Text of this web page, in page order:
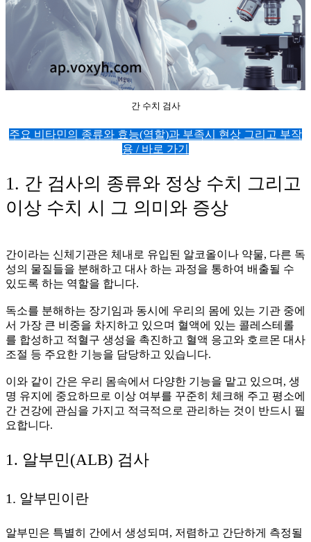
간 수치 검사
주요 비타민의 종류와 효능(역할)과 부족시 현상 그리고 부작
용 / 바로 가기
1. 간 검사의 종류와 정상 수치 그리고
이상 수치 시 그 의미와 증상
간이라는 신체기관은 체내로 유입된 알코올이나 약물, 다른 독
성의 물질들을 분해하고 대사 하는 과정을 통하여 배출될 수
있도록 하는 역할을 합니다.
독소를 분해하는 장기임과 동시에 우리의 몸에 있는 기관 중에
서 가장 큰 비중을 차지하고 있으며 혈액에 있는 콜레스테롤
를 합성하고 적혈구 생성을 촉진하고 혈액 응고와 호르몬 대사
조절 등 주요한 기능을 담당하고 있습니다.
이와 같이 간은 우리 몸속에서 다양한 기능을 맡고 있으며, 생
명 유지에 중요하므로 이상 여부를 꾸준히 체크해 주고 평소에
간 건강에 관심을 가지고 적극적으로 관리하는 것이 반드시 필
요합니다.
1. 알부민(ALB) 검사
1. 알부민이란
알부민은 특별히 간에서 생성되며, 저렴하고 간단하게 측정될